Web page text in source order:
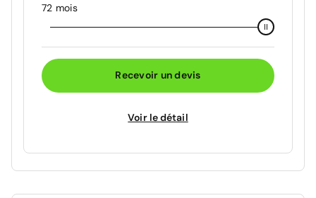
72 mois
Recevoir un devis
Voir le détail